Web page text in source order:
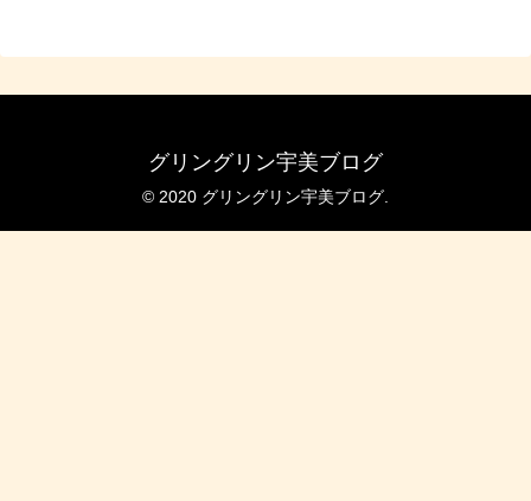
グリングリン宇美ブログ
© 2020 グリングリン宇美ブログ.